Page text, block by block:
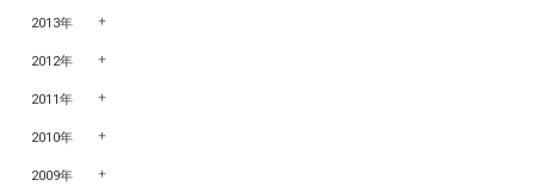
2013年
2012年
2011年
2010年
2009年